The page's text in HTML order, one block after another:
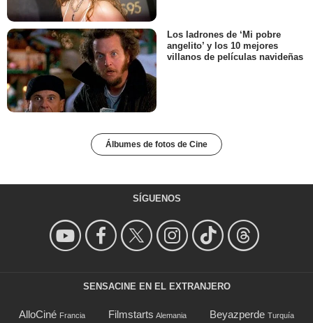
Los ladrones de ‘Mi pobre
angelito’ y los 10 mejores
villanos de películas navideñas
Álbumes de fotos de Cine
SÍGUENOS
SENSACINE EN EL EXTRANJERO
AlloCiné Francia Filmstarts Alemania Beyazperde Turquía